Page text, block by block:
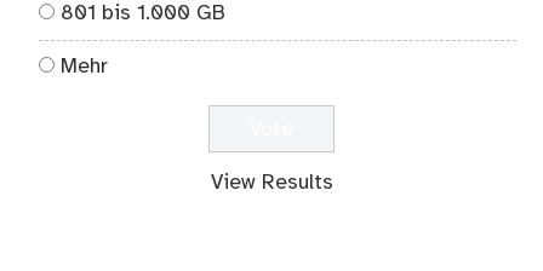
801 bis 1.000 GB
Mehr
View Results